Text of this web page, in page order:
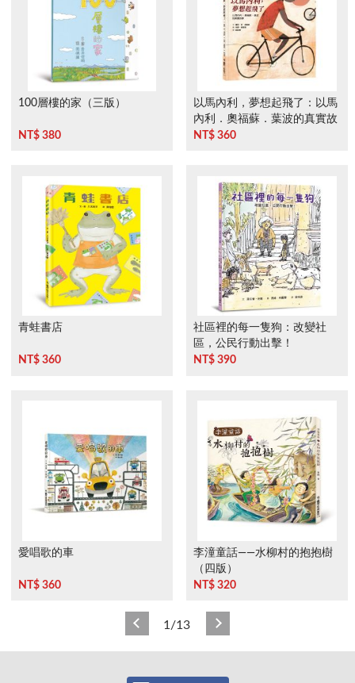
100層樓的家（三版）
NT$ 380
以馬內利，夢想起飛了：以馬
內利．奧福蘇．葉波的真實故
事
NT$ 360
青蛙書店
NT$ 360
社區裡的每一隻狗：改變社
區，公民行動出擊！
NT$ 390
愛唱歌的車
NT$ 360
李潼童話——水柳村的抱抱樹
（四版）
NT$ 320
1/13